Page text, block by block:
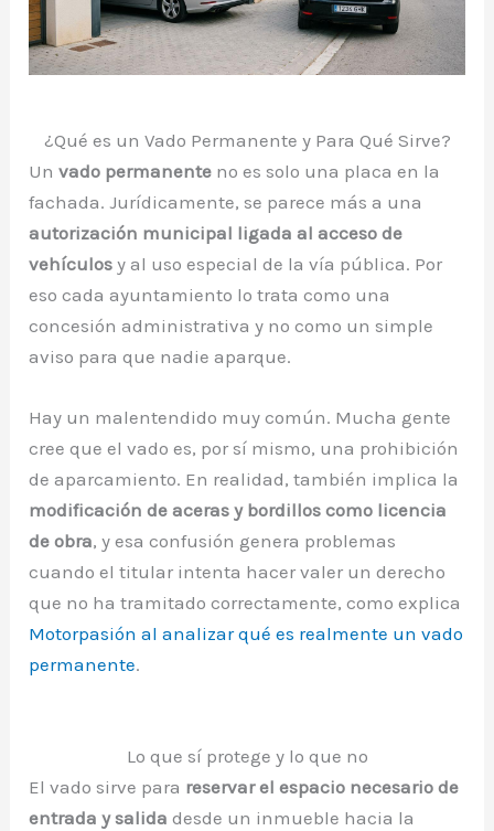
¿Qué es un Vado Permanente y Para Qué Sirve?
Unvado permanente no es solo una placa en la
fachada. Jurídicamente, se parece más a una
autorización municipal ligada al acceso de
vehículos y al uso especial de la vía pública. Por
eso cada ayuntamiento lo trata como una
concesión administrativa y no como un simple
aviso para que nadie aparque.
Hay un malentendido muy común. Mucha gente
cree que el vado es, por sí mismo, una prohibición
de aparcamiento. En realidad, también implica la
modificación de aceras y bordillos como licencia
de obra, y esa confusión genera problemas
cuando el titular intenta hacer valer un derecho
que no ha tramitado correctamente, como explica
Motorpasión al analizar qué es realmente un vado
permanente.
Lo que sí protege y lo que no
El vado sirve para reservar el espacio necesario de
entrada y salida desde un inmueble hacia la